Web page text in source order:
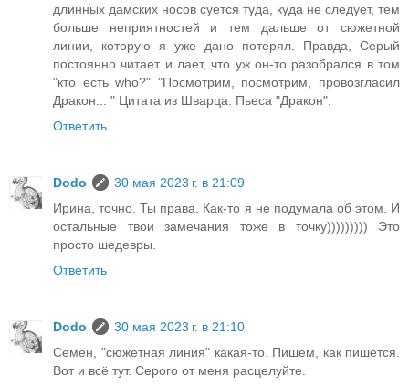
длинных дамских носов суется туда, куда не следует, тем
больше неприятностей и тем дальше от сюжетной
линии, которую я уже дано потерял. Правда, Серый
постоянно читает и лает, что уж он-то разобрался в том
"кто есть who?" "Посмотрим, посмотрим, провозгласил
Дракон... " Цитата из Шварца. Пьеса "Дракон".
Ответить
Dodo
30 мая 2023 г. в 21:09
Ирина, точно. Ты права. Как-то я не подумала об этом. И
остальные твои замечания тоже в точку))))))))) Это
просто шедевры.
Ответить
Dodo
30 мая 2023 г. в 21:10
Семён, "сюжетная линия" какая-то. Пишем, как пишется.
Вот и всё тут. Серого от меня расцелуйте.